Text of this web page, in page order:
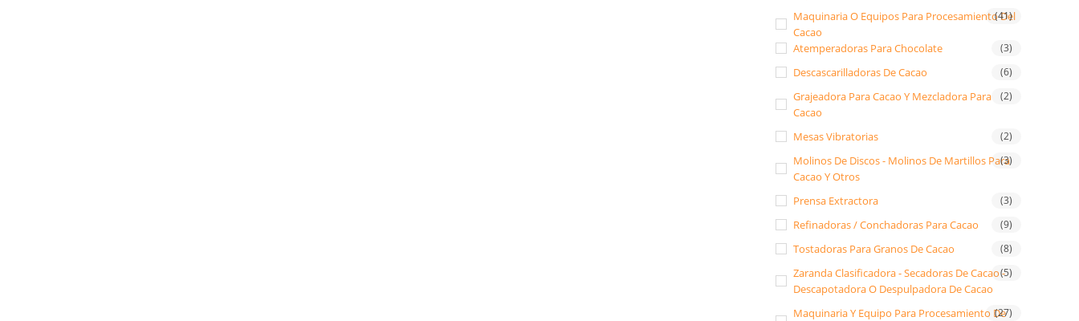
Maquinaria O Equipos Para Procesamiento Del
Cacao
(41)
Atemperadoras Para Chocolate (3)
Descascarilladoras De Cacao (6)
Grajeadora Para Cacao Y Mezcladora Para
Cacao
(2)
Mesas Vibratorias (2)
Molinos De Discos - Molinos De Martillos Para
Cacao Y Otros
(3)
Prensa Extractora (3)
Refinadoras / Conchadoras Para Cacao (9)
Tostadoras Para Granos De Cacao (8)
Zaranda Clasificadora - Secadoras De Cacao -
Descapotadora O Despulpadora De Cacao
(5)
Maquinaria Y Equipo Para Procesamiento De
(27)